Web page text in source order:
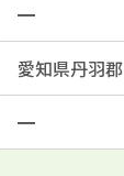
━
愛知県丹羽郡
━